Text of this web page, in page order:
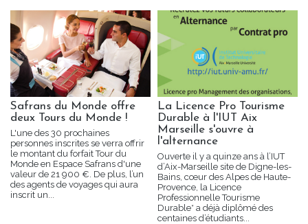
Safrans du Monde offre
deux Tours du Monde !
L'une des 30 prochaines
personnes inscrites se verra offrir
le montant du forfait Tour du
Monde en Espace Safrans d'une
valeur de 21 900 €. De plus, l’un
des agents de voyages qui aura
inscrit un...
La Licence Pro Tourisme
Durable à l'IUT Aix
Marseille s'ouvre à
l'alternance
Ouverte il y a quinze ans à l’IUT
d’Aix-Marseille site de Digne-les-
Bains, cœur des Alpes de Haute-
Provence, la Licence
Professionnelle Tourisme
Durable* a déjà diplômé des
centaines d’étudiants...